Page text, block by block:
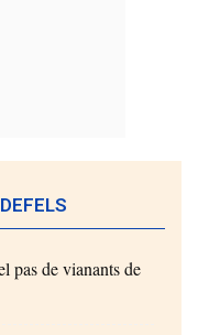
pas de vianants de